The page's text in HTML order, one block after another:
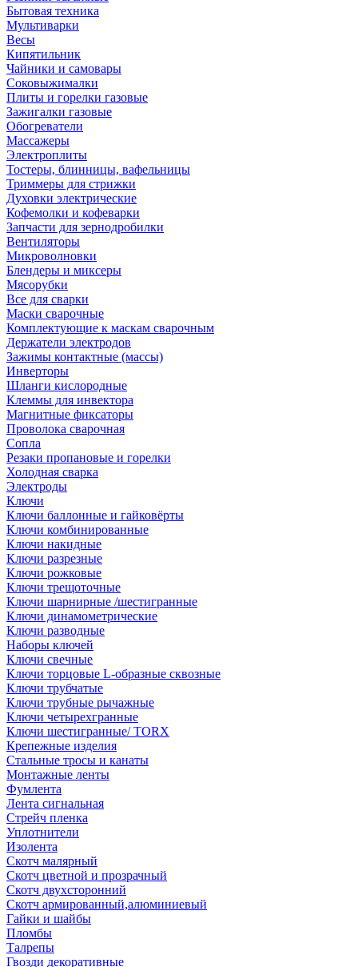
Бытовая техника
Мультиварки
Весы
Кипятильник
Чайники и самовары
Соковыжималки
Плиты и горелки газовые
Зажигалки газовые
Обогреватели
Массажеры
Электроплиты
Тостеры, блинницы, вафельницы
Триммеры для стрижки
Духовки электрические
Кофемолки и кофеварки
Запчасти для зернодробилки
Вентиляторы
Микроволновки
Блендеры и миксеры
Мясорубки
Все для сварки
Маски сварочные
Комплектующие к маскам сварочным
Держатели электродов
Зажимы контактные (массы)
Инверторы
Шланги кислородные
Клеммы для инвектора
Магнитные фиксаторы
Проволока сварочная
Сопла
Резаки пропановые и горелки
Холодная сварка
Электроды
Ключи
Ключи баллонные и гайковёрты
Ключи комбинированные
Ключи накидные
Ключи разрезные
Ключи рожковые
Ключи трещоточные
Ключи шарнирные /шестигранные
Ключи динамометрические
Ключи разводные
Наборы ключей
Ключи свечные
Ключи торцовые L-образные сквозные
Ключи трубчатые
Ключи трубные рычажные
Ключи четырехгранные
Ключи шестигранные/ TORX
Крепежные изделия
Стальные тросы и канаты
Монтажные ленты
Фумлента
Лента сигнальная
Стрейч пленка
Уплотнители
Изолента
Скотч малярный
Скотч цветной и прозрачный
Скотч двухсторонний
Скотч армированный,алюминиевый
Гайки и шайбы
Пломбы
Талрепы
Гвозди декоративные